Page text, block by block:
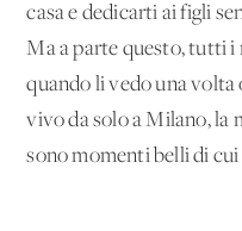
casa e dedicarti ai figli
Ma a parte questo, tutti
quando li vedo una
vivo da solo a Milano, la
sono momenti belli di cui